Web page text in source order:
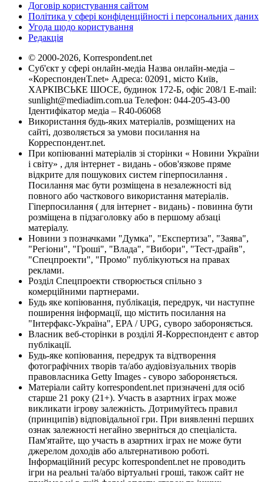
Договір користування сайтом
Політика у сфері конфіденційності і персональних даних
Угода щодо користування
Редакція
© 2000-2026, Korrespondent.net
Суб'єкт у сфері онлайн-медіа Назва онлайн-медіа –
«КореспонденТ.net» Адреса: 02091, місто Київ,
ХАРКІВСЬКЕ ШОСЕ, будинок 172-Б, офіс 208/1 E-mail:
sunlight@mediadim.com.ua Телефон: 044-205-43-00
Ідентифікатор медіа – R40-06068
Використання будь-яких матеріалів, розміщених на
сайті, дозволяється за умови посилання на
Корреспондент.net.
При копіюванні матеріалів зі сторінки « Новини України
і світу» , для інтернет - видань - обов'язкове пряме
відкрите для пошукових систем гіперпосилання .
Посилання має бути розміщена в незалежності від
повного або часткового використання матеріалів.
Гіперпосилання ( для інтернет - видань) - повинна бути
розміщена в підзаголовку або в першому абзаці
матеріалу.
Новини з позначками "Думка", "Експертиза", "Заява",
"Регіони", "Гроші", "Влада", "Вибори", "Тест-драйв",
"Спецпроекти", "Промо" публікуються на правах
реклами.
Розділ Спецпроекти створюється спільно з
комерційними партнерами.
Будь яке копіювання, публікація, передрук, чи наступне
поширення інформації, що містить посилання на
"Інтерфакс-Україна", EPA / UPG, суворо забороняється.
Власник веб-сторінки в розділі Я-Корреспондент є автор
публікації.
Будь-яке копіювання, передрук та відтворення
фотографічних творів та/або аудіовізуальних творів
правовласника Getty Images - суворо забороняється.
Матеріали сайту korrespondent.net призначені для осіб
старше 21 року (21+). Участь в азартних іграх може
викликати ігрову залежність. Дотримуйтесь правил
(принципів) відповідальної гри. При виявленні перших
ознак залежності негайно зверніться до спеціаліста.
Пам'ятайте, що участь в азартних іграх не може бути
джерелом доходів або альтернативою роботі.
Інформаційний ресурс korrespondent.net не проводить
ігри на реальні та/або віртуальні гроші, також сайт не